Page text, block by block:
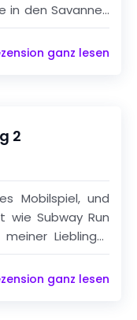
in den Savannen
ganz lesen
2
Mobilspiel, und
Subway Run
Lieblings-
ganz lesen